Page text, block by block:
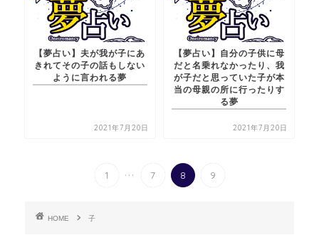
【夢占い】夫が我が子にあ
きれてその子の話もしない
ように言われる夢
2021年7月20日
【夢占い】自分の子供に母
だと名乗れなかったり、我
が子だと思っていた子が本
当の母親の所に行ったりす
る夢
2021年7月20日
1 ... 7 8 9
HOME 子